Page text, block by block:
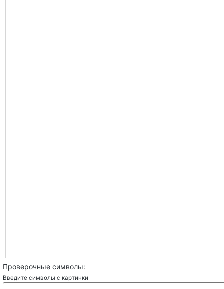
Проверочные символы:
Введите символы с картинки